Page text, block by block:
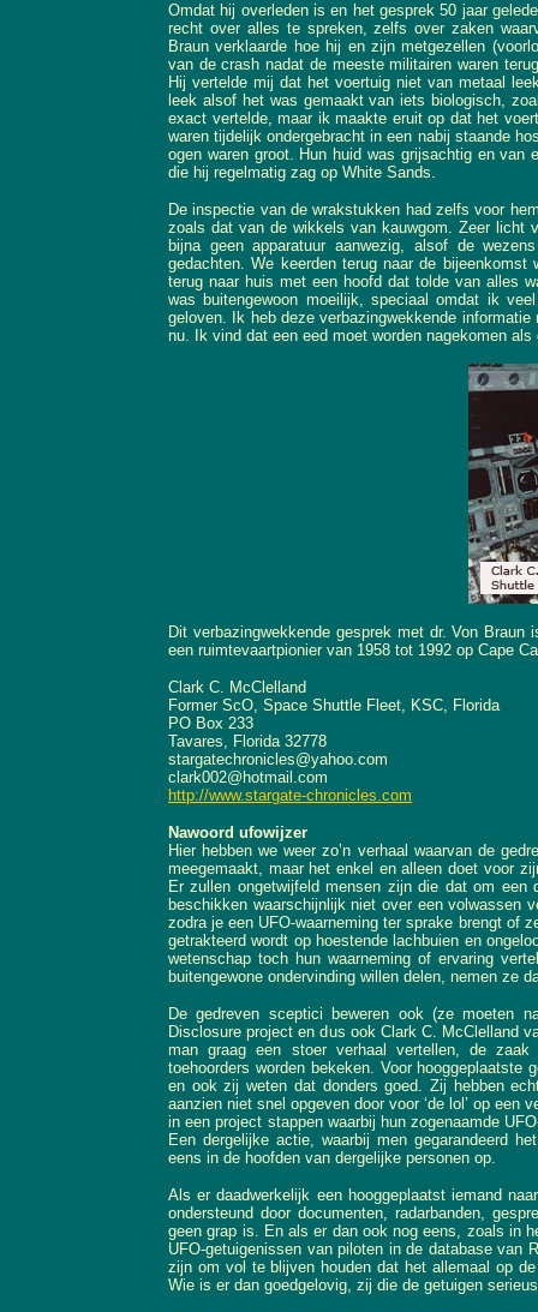
Omdat hij overleden is en het gesprek 50 jaar
recht over alles te spreken, zelfs over zaken
Braun verklaarde hoe hij en zijn metgezellen
van de crash nadat de meeste militairen waren
Hij vertelde mij dat het voertuig niet van metaal
leek alsof het was gemaakt van iets biologisch,
exact vertelde, maar ik maakte eruit op dat het
waren tijdelijk ondergebracht in een nabij staande
ogen waren groot. Hun huid was grijsachtig en
die hij regelmatig zag op White Sands.
De inspectie van de wrakstukken had zelfs voor
zoals dat van de wikkels van kauwgom. Zeer licht
bijna geen apparatuur aanwezig, alsof de
gedachten. We keerden terug naar de
terug naar huis met een hoofd dat tolde van alles
was buitengewoon moeilijk, speciaal omdat ik
geloven. Ik heb deze verbazingwekkende
nu. Ik vind dat een eed moet worden nagekomen
Dit verbazingwekkende gesprek met dr. Von
een ruimtevaartpionier van 1958 tot 1992 op Cape
Clark C. McClelland
Former ScO, Space Shuttle Fleet, KSC, Florida
PO Box 233
Tavares, Florida 32778
stargatechronicles@yahoo.com
clark002@hotmail.com
http://www.stargate-chronicles.com
Nawoord ufowijzer
Hier hebben we weer zo’n verhaal waarvan de
meegemaakt, maar het enkel en alleen doet voor
Er zullen ongetwijfeld mensen zijn die dat om een
beschikken waarschijnlijk niet over een volwassen
zodra je een UFO-waarneming ter sprake brengt of
getrakteerd wordt op hoestende lachbuien en
wetenschap toch hun waarneming of ervaring
buitengewone ondervinding willen delen, nemen ze
De gedreven sceptici beweren ook (ze moeten
Disclosure project en dus ook Clark C. McClelland
man graag een stoer verhaal vertellen, de
toehoorders worden bekeken. Voor
en ook zij weten dat donders goed. Zij hebben
aanzien niet snel opgeven door voor ‘de lol’ op een
in een project stappen waarbij hun zogenaamde
Een dergelijke actie, waarbij men gegarandeerd
eens in de hoofden van dergelijke personen op.
Als er daadwerkelijk een hooggeplaatst iemand
ondersteund door documenten, radarbanden,
geen grap is. En als er dan ook nog eens, zoals in
UFO-getuigenissen van piloten in de database van
zijn om vol te blijven houden dat het allemaal op
Wie is er dan goedgelovig, zij die de getuigen